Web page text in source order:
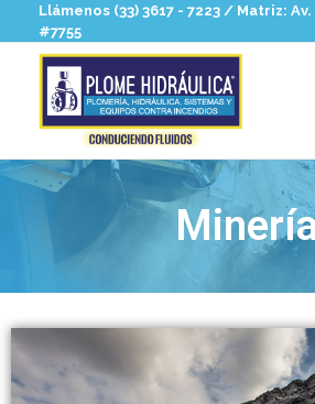
Llámenos (33) 3617 - 7223 / Matriz:
#7755